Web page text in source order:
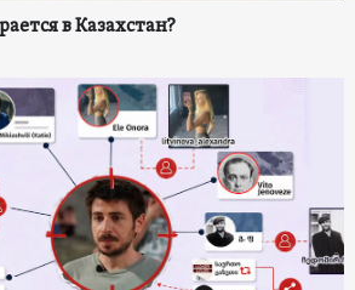
в Казахстан?